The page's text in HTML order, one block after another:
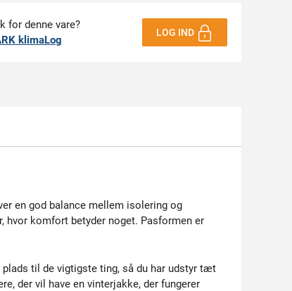
for denne vare?
klimaLog
LOG IND
en god balance mellem isolering og
hvor komfort betyder noget. Pasformen er
til de vigtigste ting, så du har udstyr tæt
der vil have en vinterjakke, der fungerer